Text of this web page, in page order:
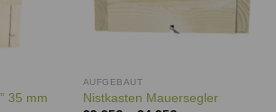
35 mm
AUFGEBAUT
Nistkasten Mauersegler